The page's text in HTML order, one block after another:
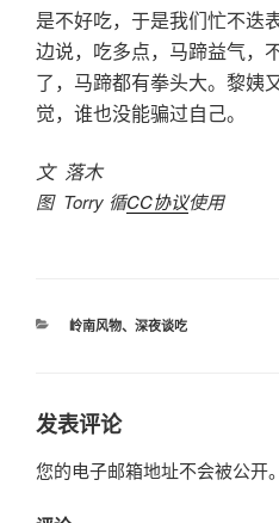
是不好吃，于是我们忙不迭
边说，吃多点，马蹄益气，
了，马蹄都有拳头大。黎姨
觉，谁也没能骗过自己。
文 落木
图 Torry 循CC协议使用
分
岭南风物、 深夜谈吃
发表评论
您的电子邮箱地址不会被公开。